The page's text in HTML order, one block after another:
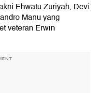
Ehwatu Zuriyah, Devi
Manu yang
veteran Erwin